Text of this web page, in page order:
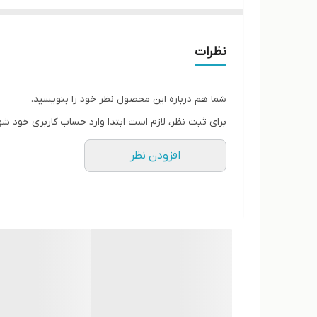
کیفیت عالی
مناسب ست زنانه و مردانه
نظرات
شما هم درباره این محصول نظر خود را بنویسید.
برای ثبت نظر، لازم است ابتدا وارد حساب کاربری خود
افزودن نظر